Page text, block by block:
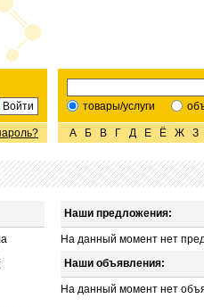
товары/услуги
А Б В Г Д Е Ё Ж З
Наши предложения:
На данный момент нет
Наши объявления:
На данный момент нет